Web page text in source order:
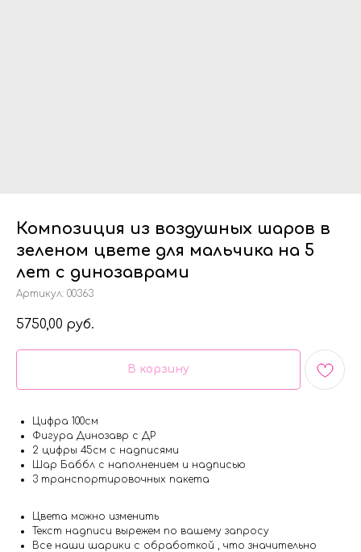
Композиция из воздушных шаров в
зеленом цвете для мальчика на 5
лет с динозаврами
Артикул: 00363
5750,00 руб.
В корзину
Цифра 100см
Фигура Динозавр с ДР
2 цифры 45см с надписями
Шар Баббл с наполнением и надписью
3 транспортировочных пакета
Цвета можно изменить
Текст надписи вырежем по вашему запросу
Все наши шарики с обработкой , что значительно